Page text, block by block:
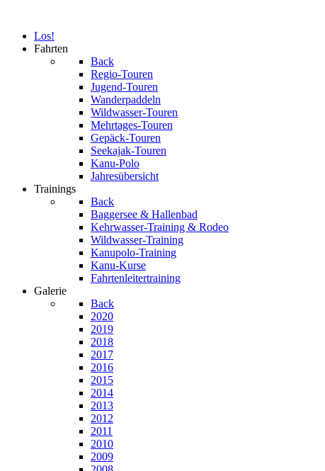
Los!
Fahrten
Back
Regio-Touren
Jugend-Touren
Wanderpaddeln
Wildwasser-Touren
Mehrtages-Touren
Gepäck-Touren
Seekajak-Touren
Kanu-Polo
Jahresübersicht
Trainings
Back
Baggersee & Hallenbad
Kehrwasser-Training & Rodeo
Wildwasser-Training
Kanupolo-Training
Kanu-Kurse
Fahrtenleitertraining
Galerie
Back
2020
2019
2018
2017
2016
2015
2014
2013
2012
2011
2010
2009